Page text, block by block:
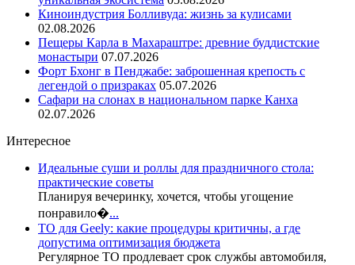
Киноиндустрия Болливуда: жизнь за кулисами
02.08.2026
Пещеры Карла в Махараштре: древние буддистские
монастыри 07.07.2026
Форт Бхонг в Пенджабе: заброшенная крепость с
легендой о призраках 05.07.2026
Сафари на слонах в национальном парке Канха
02.07.2026
Интересное
Идеальные суши и роллы для праздничного стола:
практические советы
Планируя вечеринку, хочется, чтобы угощение
понравило�...
ТО для Geely: какие процедуры критичны, а где
допустима оптимизация бюджета
Регулярное ТО продлевает срок службы автомобиля,